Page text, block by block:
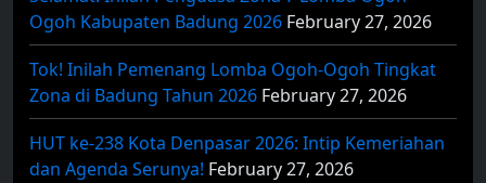
Ogoh Kabupaten Badung 2026 February 27, 2026
Tok! Inilah Pemenang Lomba Ogoh-Ogoh Tingkat
Zona di Badung Tahun 2026 February 27, 2026
HUT ke-238 Kota Denpasar 2026: Intip Kemeriahan
dan Agenda Serunya! February 27, 2026